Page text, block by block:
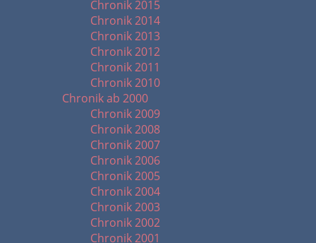
Chronik 2015
Chronik 2014
Chronik 2013
Chronik 2012
Chronik 2011
Chronik 2010
Chronik ab 2000
Chronik 2009
Chronik 2008
Chronik 2007
Chronik 2006
Chronik 2005
Chronik 2004
Chronik 2003
Chronik 2002
Chronik 2001